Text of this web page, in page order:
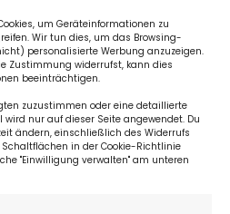
um Geräteinformationen zu
Wir tun dies, um das Browsing-
personalisierte Werbung anzuzeigen.
Zustimmung widerrufst, kann dies
beeinträchtigen.
zuzustimmen oder eine detaillierte
wird nur auf dieser Seite angewendet. Du
ändern, einschließlich des Widerrufs
in der Cookie-Richtlinie
"Einwilligung verwalten" am unteren